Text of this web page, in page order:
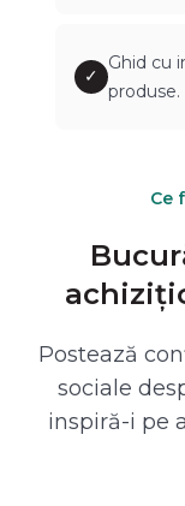
✓
Ghid cu
produse.
Ce
Postează
sociale
inspiră-i pe